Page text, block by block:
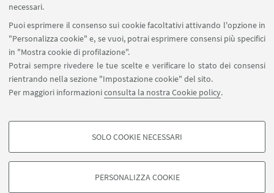
necessari.
Puoi esprimere il consenso sui cookie facoltativi attivando l'opzione in
"Personalizza cookie" e, se vuoi, potrai esprimere consensi più specifici
in "Mostra cookie di profilazione".
Potrai sempre rivedere le tue scelte e verificare lo stato dei consensi
rientrando nella sezione "Impostazione cookie" del sito.
Per maggiori informazioniconsulta la nostra Cookie policy.
COOKIE DI PROFILAZIONE - FACOLTATIVI
degli utenti, creare profili in base al loro comportamento sul sito, per analisi
SOLO COOKIE NECESSARI
PERSONALIZZA COOKIE
SEGUI UNIBO SU:
APP:
©Copyright 2026 - ALMA MATER STUDIORUM - Università di
Bologna - Via Zamboni, 33 - 40126 Bologna - PI: 01131710376 - CF: